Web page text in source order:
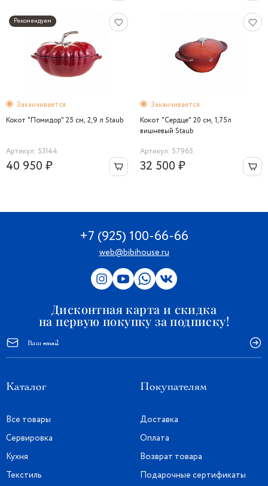
Рекомендуем
Заканчивается
Кокот "Помидор" 25 см, 2,9 л Staub
Артикул: 53144
40 950 ₽
Заканчивается
Кокот "Сердце" 20 см, 1,75л
вишневый Staub
Артикул: 57965
32 500 ₽
+7 (925) 100-66-66
web@bibihouse.ru
Дисконтная карта и скидка
на первую покупку за подписку!
Каталог
Все товары
Сервировка
Кухня
Текстиль
Покупателям
Доставка
Оплата
Возврат товара
Подарочные сертификаты